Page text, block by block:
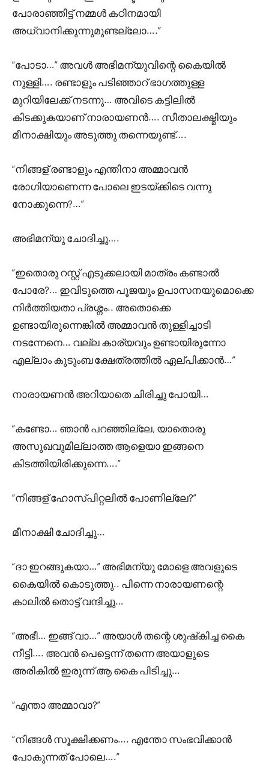
പോരാഞ്ഞിട്ട് നമ്മൾ കഠിനമായി
അധ്വാനിക്കുന്നുമുണ്ടല്ലോ….”
“പോടാ…” അവൾ അഭിമന്യുവിന്റെ കൈയിൽ
നുള്ളി…. രണ്ടാളും പടിഞ്ഞാറ് ഭാഗത്തുള്ള
മുറിയിലേക്ക് നടന്നു… അവിടെ കട്ടിലിൽ
കിടക്കുകയാണ് നാരായണൻ…. സീതാലക്ഷ്മിയും
മീനാക്ഷിയും അടുത്തു തന്നെയുണ്ട്….
“നിങ്ങള് രണ്ടാളും എന്തിനാ അമ്മാവൻ
രോഗിയാണെന്ന പോലെ ഇടയ്ക്കിടെ വന്നു
നോക്കുന്നെ?…”
അഭിമന്യു ചോദിച്ചു….
“ഇതൊരു റസ്റ്റ്‌ എടുക്കലായി മാത്രം കണ്ടാൽ
പോരേ?… ഇവിടുത്തെ പൂജയും ഉപാസനയുമൊക്കെ
നിർത്തിയതാ പ്രശ്നം.. അതൊക്കെ
ഉണ്ടായിരുന്നെങ്കിൽ അമ്മാവൻ തുള്ളിച്ചാടി
നടന്നേനെ… വല്ല കാര്യവും ഉണ്ടായിരുന്നോ
എല്ലാം കുടുംബ ക്ഷേത്രത്തിൽ ഏല്പിക്കാൻ…”
നാരായണൻ അറിയാതെ ചിരിച്ചു പോയി…
“കണ്ടോ… ഞാൻ പറഞ്ഞില്ലേ, യാതൊരു
അസുഖവുമില്ലാത്ത ആളെയാ ഇങ്ങനെ
കിടത്തിയിരിക്കുന്നെ….”
“നിങ്ങള് ഹോസ്പിറ്റലിൽ പോണില്ലേ?”
മീനാക്ഷി ചോദിച്ചു…
“ദാ ഇറങ്ങുകയാ…” അഭിമന്യു മോളെ അവളുടെ
കൈയിൽ കൊടുത്തു.. പിന്നെ നാരായണന്റെ
കാലിൽ തൊട്ട് വന്ദിച്ചു…
“അഭീ… ഇങ്ങ് വാ…” അയാൾ തന്റെ ശുഷ്‌കിച്ച കൈ
നീട്ടി…. അവൻ പെട്ടെന്ന് തന്നെ അയാളുടെ
അരികിൽ ഇരുന്ന് ആ കൈ പിടിച്ചു…
“എന്താ അമ്മാവാ?”
“നിങ്ങൾ സൂക്ഷിക്കണം…. എന്തോ സംഭവിക്കാൻ
പോകുന്നത് പോലെ….”